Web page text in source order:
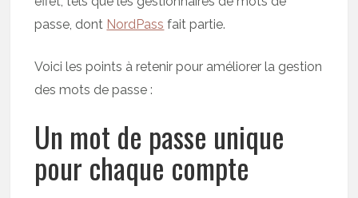
passe, dont NordPass fait partie.
Voici les points à retenir pour améliorer la gestion
des mots de passe :
Un mot de passe unique
pour chaque compte